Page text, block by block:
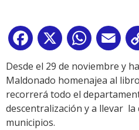
Facebook
X WhatsApp
Desde el 29 de noviembre y
Maldonado homenajea al
recorrerá todo el
descentralización y a llevar
municipios.